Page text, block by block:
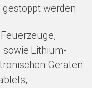
werden.
sowie Lithium-
Geräten